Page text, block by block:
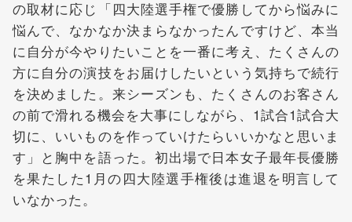
の取材に応じ「四大陸選手権で優勝してから悩みに
悩んで、なかなか決まらなかったんですけど、本当
に自分が今やりたいことを一番に考え、たくさんの
方に自分の演技をお届けしたいという気持ちで続行
を決めました。来シーズンも、たくさんのお客さん
の前で滑れる機会を大事にしながら、1試合1試合大
切に、いいものを作っていけたらいいかなと思いま
す」と胸中を語った。初出場で日本女子最年長優勝
を果たした1月の四大陸選手権後は進退を明言して
いなかった。